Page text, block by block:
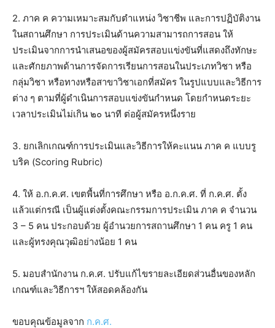
2. ภาค ค ความเหมาะสมกับตำแหน่ง วิชาชีพ และการปฏิบัติงาน
ในสถานศึกษา การประเมินด้านความสามารถการสอน ให้
ประเมินจากการนำเสนอของผู้สมัครสอบแข่งขันที่แสดงถึงทักษะ
และศักยภาพด้านการจัดการเรียนการสอนในประเภทวิชา หรือ
กลุ่มวิชา หรือทางหรือสาขาวิชาเอกที่สมัคร ในรูปแบบและวิธีการ
ต่าง ๆ ตามที่ผู้ดำเนินการสอบแข่งขันกำหนด โดยกำหนดระยะ
เวลาประเมินไม่เกิน ๒๐ นาที ต่อผู้สมัครหนึ่งราย
3. ยกเลิกเกณฑ์การประเมินและวิธีการให้คะแนน ภาค ค แบบรู
บริค (Scoring Rubric)
4. ให้ อ.ก.ค.ศ. เขตพื้นที่การศึกษา หรือ อ.ก.ค.ศ. ที่ ก.ค.ศ. ตั้ง
แล้วแต่กรณี เป็นผู้แต่งตั้งคณะกรรมการประเมิน ภาค ค จำนวน
3 – 5 คน ประกอบด้วย ผู้อำนวยการสถานศึกษา 1 คน ครู 1 คน
และผู้ทรงคุณวุฒิอย่างน้อย 1 คน
5. มอบสำนักงาน ก.ค.ศ. ปรับแก้ไขรายละเอียดส่วนอื่นของหลัก
เกณฑ์และวิธีการฯ ให้สอดคล้องกัน
ขอบคุณข้อมูลจาก ก.ค.ศ.